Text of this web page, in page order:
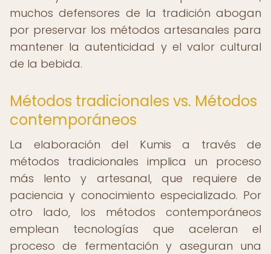
muchos defensores de la tradición abogan
por preservar los métodos artesanales para
mantener la autenticidad y el valor cultural
de la bebida.
Métodos tradicionales vs. Métodos
contemporáneos
La elaboración del Kumis a través de
métodos tradicionales implica un proceso
más lento y artesanal, que requiere de
paciencia y conocimiento especializado. Por
otro lado, los métodos contemporáneos
emplean tecnologías que aceleran el
proceso de fermentación y aseguran una